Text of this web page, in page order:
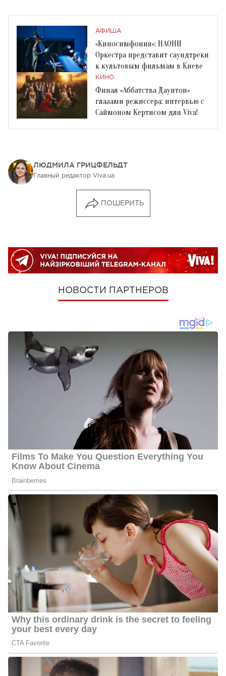
АФИША
«Киносимфония»: НАОНИ
Оркестра представит саундтреки
к культовым фильмам в Киеве
КИНО
Финал «Аббатства Даунтон»
глазами режиссера: интервью с
Саймоном Кертисом для Viva!
ЛЮДМИЛА ГРИЦФЕЛЬДТ
Главный редактор Viva.ua
ПОШЕРИТЬ
НОВОСТИ ПАРТНЕРОВ